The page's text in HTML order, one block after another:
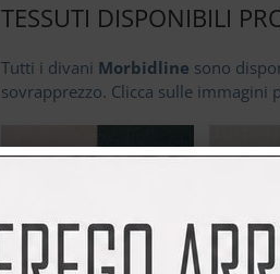
TESSUTI DISPONIBILI
Tutti i divani Morbidline sono
sovrapprezzo. Clicca sulle immagini